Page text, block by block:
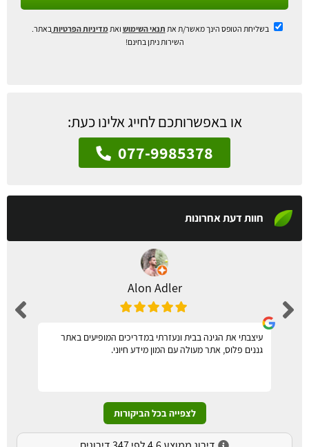
בשליחת הטופס הינך מאשר/ת את תנאי השימוש ואתמדיניות הפרטיותבאתר.
השירות ניתן בחינם!
או באפשרותכם לחייג אלינו כעת:
077-9985378
חוות דעת אחרונות
Alon Adler
עיצבתי את הגינה בבית ונעזרתי במדריכים המופיעים באתר
גננים פלוס, אתר מעולה עם המון מידע חיוני.
לצפייה בכל הביקורות